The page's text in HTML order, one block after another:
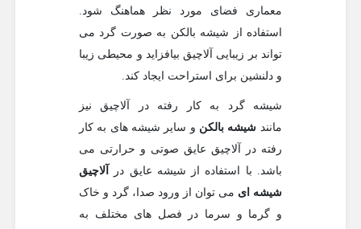
معماری فضای مورد نظر هماهنگ شود.
استفاده از شیشه بالکن به صورت گرد می
تواند بر زیبایی آلاچیق بیافزاید و محیطی زیبا
و دلنشین برای استراحت ایجاد کند.
شیشه گرد به کار رفته در آلاچیق نیز
مانندشیشه بالکنو سایر شیشه های به کار
رفته در آلاچیق عایق صوتی و حرارتی می
باشد. با استفاده از شیشه عایق درآلاچیق
شیشه ای می توان از ورود صدا، گرد و خاک
و گرما و سرما در فصل های مختلف به